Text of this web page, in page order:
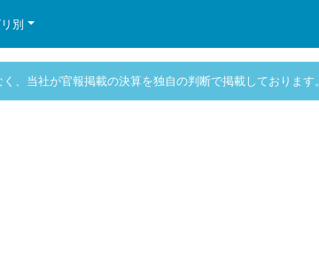
別
、当社が官報掲載の決算を独自の判断で掲載しております。